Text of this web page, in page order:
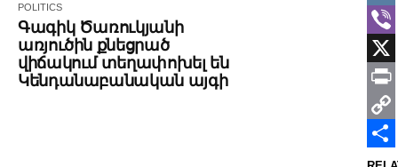
POLITICS
Գագիկ Ծառուկյանի
առյուծին քնեցրած
վիճակում տեղափոխել են
Կենդանաբանական այգի
VK
X
Print
Copy
Link